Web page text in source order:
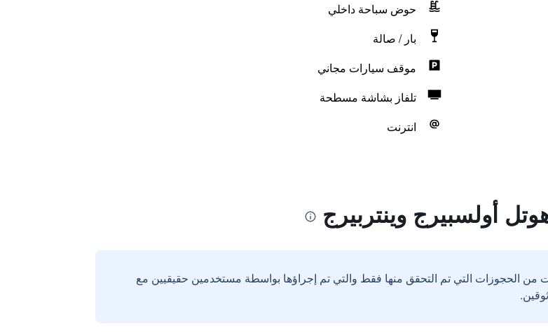
حوض سباحة داخلي
بار / صالة
موقف سيارات مجاني
تلفاز بشاشة مسطحة
انترنت
أولسبيرج وينتربيرج
من الحجوزات التي تم التحقق منها فقط والتي تم إجراؤها بواسطة مستخدمين حقيقيين مع